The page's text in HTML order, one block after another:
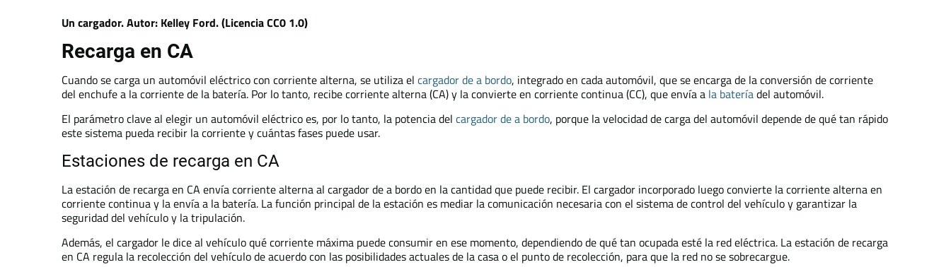
Un cargador. Autor: Kelley Ford. (Licencia CC0 1.0)
Recarga en CA
Cuando se carga un automóvil eléctrico con corriente alterna, se utiliza el cargador de a bordo, integrado en cada automóvil, que se encarga de la conversión de corriente
del enchufe a la corriente de la batería. Por lo tanto, recibe corriente alterna (CA) y la convierte en corriente continua (CC), que envía a la bateríadel automóvil.
El parámetro clave al elegir un automóvil eléctrico es, por lo tanto, la potencia del cargador de a bordo, porque la velocidad de carga del automóvil depende de qué tan rápido
este sistema pueda recibir la corriente y cuántas fases puede usar.
Estaciones de recarga en CA
La estación de recarga en CA envía corriente alterna al cargador de a bordo en la cantidad que puede recibir. El cargador incorporado luego convierte la corriente alterna en
corriente continua y la envía a la batería. La función principal de la estación es mediar la comunicación necesaria con el sistema de control del vehículo y garantizar la
seguridad del vehículo y la tripulación.
Además, el cargador le dice al vehículo qué corriente máxima puede consumir en ese momento, dependiendo de qué tan ocupada esté la red eléctrica. La estación de recarga
en CA regula la recolección del vehículo de acuerdo con las posibilidades actuales de la casa o el punto de recolección, para que la red no se sobrecargue.